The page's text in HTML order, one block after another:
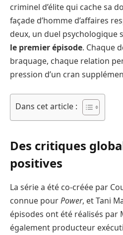
criminel d’élite qui cache sa
façade d’homme d’affaires
deux, un duel psychologique
le premier épisode. Chaque
braquage, chaque relation
pression d’un cran
Dans cet article :
Des critiques
positives
La série a été co-créée par
connue pourPower, et Tani
épisodes ont été réalisés par
également producteur